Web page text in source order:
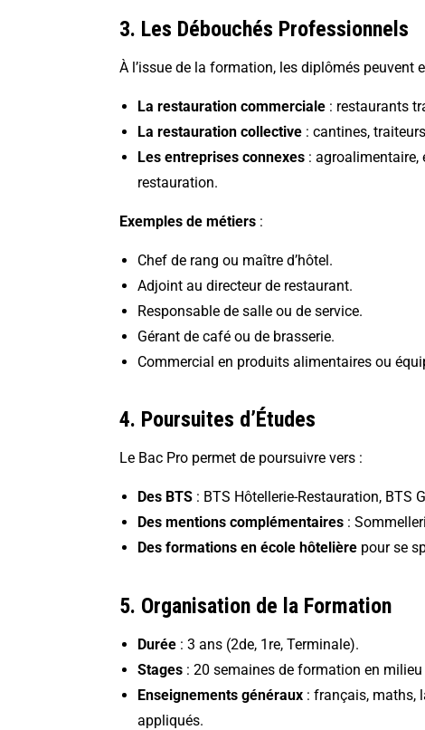
3. Les Débouchés Professionnels
À l’issue de la formation, les diplômés peuvent
La restauration commerciale : restaurants
La restauration collective : cantines,
Les entreprises connexes : agroalimentaire,
restauration.
Exemples de métiers :
Chef de rang ou maître d’hôtel.
Adjoint au directeur de restaurant.
Responsable de salle ou de service.
Gérant de café ou de brasserie.
Commercial en produits alimentaires ou
4. Poursuites d’Études
Le Bac Pro permet de poursuivre vers :
Des BTS : BTS Hôtellerie-Restauration, BTS
Des mentions complémentaires :
Des formations en école hôtelière pour se
5. Organisation de la Formation
Durée : 3 ans (2de, 1re, Terminale).
Stages : 20 semaines de formation en
Enseignements généraux : français, maths,
appliqués.